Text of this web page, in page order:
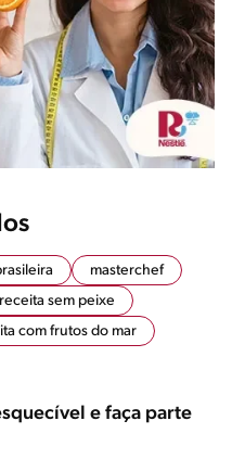
masterchef
receita sem peixe
com frutos do mar
e faça parte